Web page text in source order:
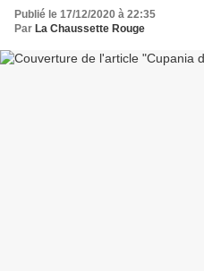
Publié le 17/12/2020 à 22:35
Par La Chaussette Rouge